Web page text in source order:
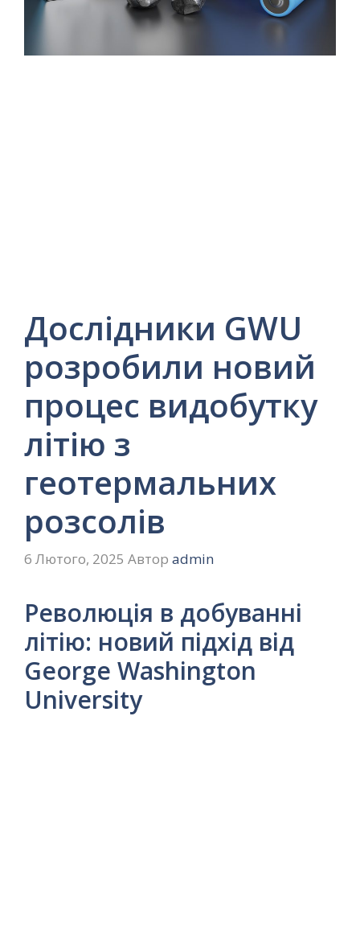
Дослідники GWU
розробили новий
процес видобутку
літію з
геотермальних
розсолів
6 Лютого, 2025 Автор admin
Революція в добуванні
літію: новий підхід від
George Washington
University